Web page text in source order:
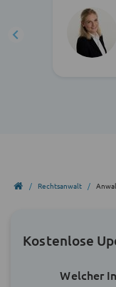
Rechtsanwalt
Kostenlose
Welcher